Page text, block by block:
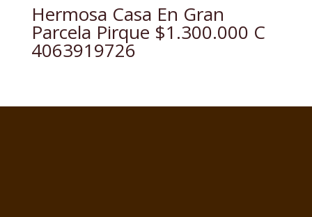
Hermosa Casa En Gran
Parcela Pirque $1.300.000 C
4063919726